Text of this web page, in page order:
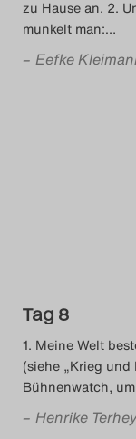
zu Hause an. 2.
munkelt man:…
– Eefke
Tag 8
1. Meine Welt
(siehe „Krieg
Bühnenwatch, um
– Henrike